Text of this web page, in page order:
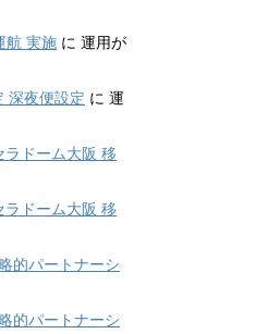
航 実施 に 運用が
深夜便設定 に 運
ドーム大阪 移
ドーム大阪 移
的パートナーシ
的パートナーシ